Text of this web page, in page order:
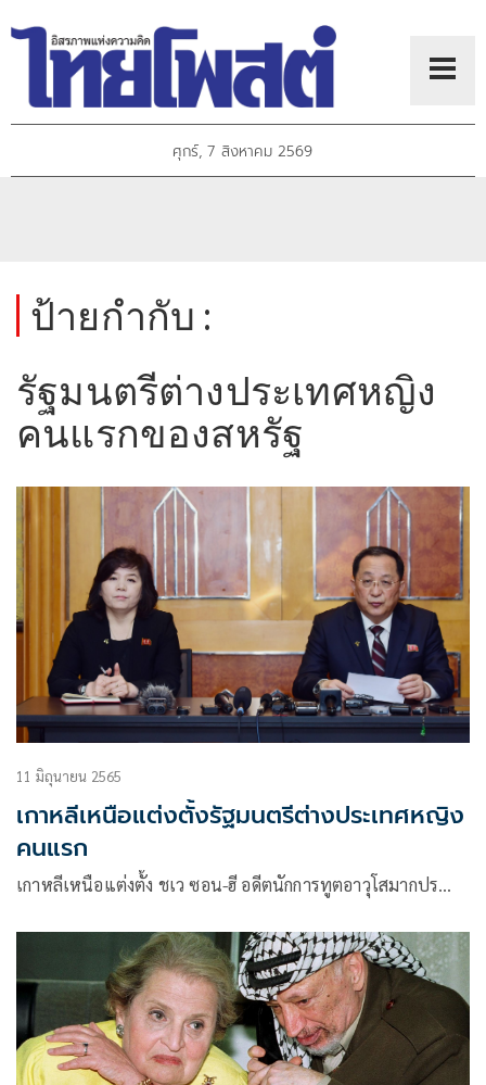
ศุกร์, 7 สิงหาคม 2569
ป้ายกำกับ :
รัฐมนตรีต่างประเทศหญิง
คนแรกของสหรัฐ
11 มิถุนายน 2565
เกาหลีเหนือแต่งตั้งรัฐมนตรีต่างประเทศหญิง
คนแรก
เกาหลีเหนือแต่งตั้ง ชเว ซอน-ฮี อดีตนักการทูตอาวุโสมากปร…